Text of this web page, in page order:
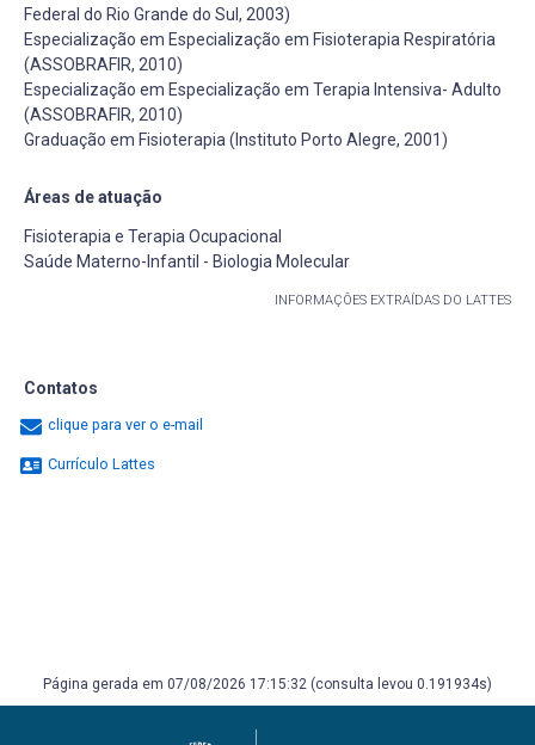
Federal do Rio Grande do Sul, 2003)
Especialização em Especialização em Fisioterapia Respiratória
(ASSOBRAFIR, 2010)
Especialização em Especialização em Terapia Intensiva- Adulto
(ASSOBRAFIR, 2010)
Graduação em Fisioterapia (Instituto Porto Alegre, 2001)
Áreas de atuação
Fisioterapia e Terapia Ocupacional
Saúde Materno-Infantil - Biologia Molecular
INFORMAÇÕES EXTRAÍDAS DO LATTES
Contatos
clique para ver o e-mail
Currículo Lattes
Página gerada em 07/08/2026 17:15:32 (consulta levou 0.191934s)